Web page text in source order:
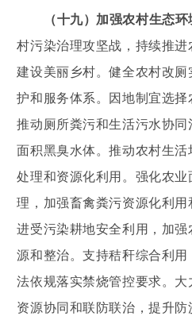
（十九）加强农村生态环
村污染治理攻坚战，持续推进
建设美丽乡村。健全农村改
护和服务体系。因地制宜选择
推动厕所粪污和生活污水协
面积黑臭水体。推动农村生
处理和资源化利用。强化农
理，加强畜禽粪污资源化利
进受污染耕地安全利用，加
源和整治。支持秸秆综合利
法依规落实禁烧管控要求。大
资源协同和联防联治，提升